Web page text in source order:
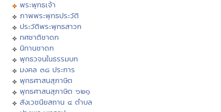
พระพุทธเจ้า
ภาพพระพุทธประวัติ
ประวัติพระพุทธสาวก
ทศชาติชาดก
นิทานชาดก
พุทธวจนในธรรมบท
มงคล ๓๘ ประการ
พุทธศาสนสุภาษิต
พุทธศาสนสุภาษิต ๖๒๑
สังเวชนียสถาน ๔ ตำบล